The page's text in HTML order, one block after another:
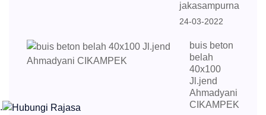
jakasampurna
24-03-2022
buis beton
belah
40x100
Jl.jend
Ahmadyani
CIKAMPEK
.